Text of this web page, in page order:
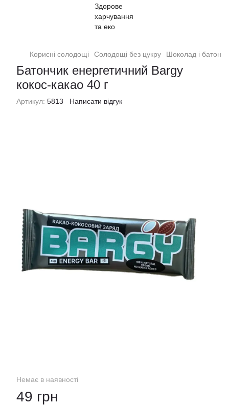
Корисні солодощі Солодощі без цукру Шоколад і
Батончик енергетичний Bargy
кокос-какао 40 г
Артикул: 5813 Написати відгук
Немає в наявності
49 грн